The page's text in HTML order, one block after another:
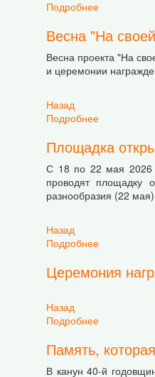
Подробнее
Весна "На
Весна проекта "На
и церемонии
Назад
Подробнее
Площадка
С 18 по 22 мая 2026
проводят площадку
разнообразия (22
Назад
Подробнее
Церемония
Назад
Подробнее
Память,
В канун 40-й